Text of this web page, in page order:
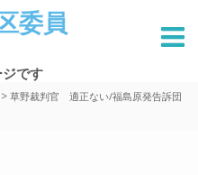
委員
です
> 草野裁判官 適正ない/福島原発告訴団